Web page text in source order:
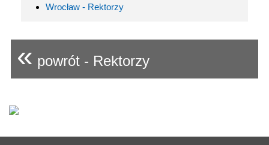
Wrocław - Rektorzy
« powrót - Rektorzy